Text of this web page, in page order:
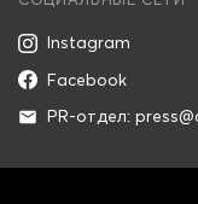
Instagram
Facebook
PR-отдел: